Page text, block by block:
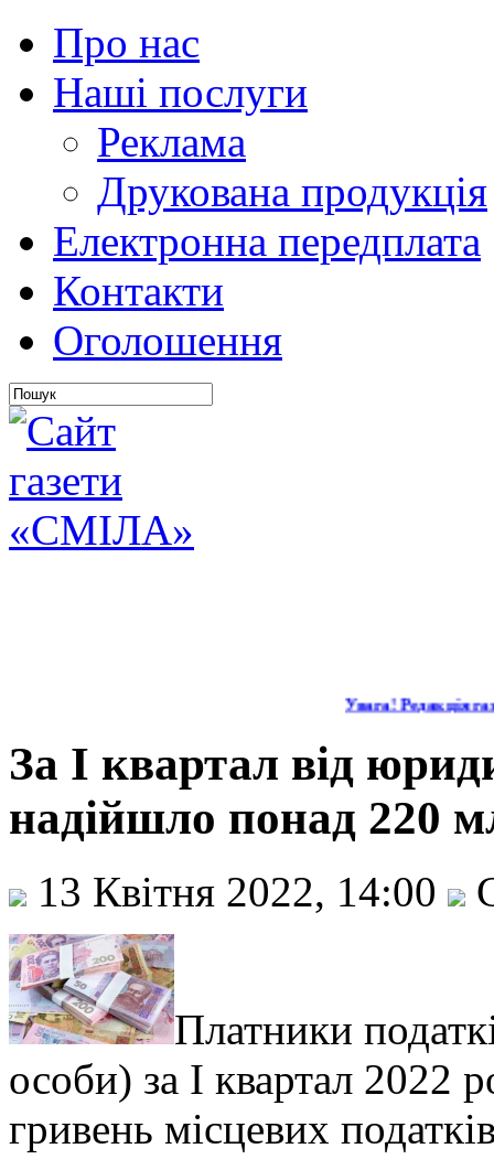
Про нас
Наші послуги
Реклама
Друкована продукція
Електронна передплата
Контакти
Оголошення
Увага! Редакція
За І квартал від
надійшло понад 220
13 Квітня 2022, 14:00
Платники
особи) за I квартал 2022
гривень місцевих